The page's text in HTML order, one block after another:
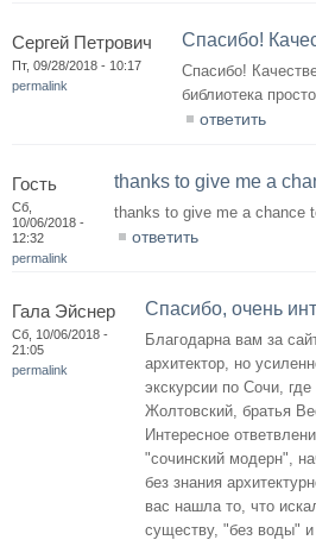
Сергей Петрович
Пт, 09/28/2018 - 10:17
permalink
Спасибо!
Спасибо!
библиотека
ответить
Гость
Сб,
10/06/2018 -
12:32
permalink
thanks to give me a
thanks to give me a chance
ответить
Гала Эйснер
Сб, 10/06/2018 -
21:05
permalink
Спасибо, очень
Благодарна вам за
архитектор, но
экскурсии по Сочи,
Жолтовский, братья
Интересное
"сочинский модерн",
без знания
вас нашла то, что
существу, "без воды"